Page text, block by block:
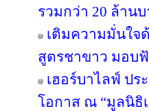
รวมกว่า 20 ล้าน
เติมความมั่นใจ
สูตรชาขาว มอบ
เฮอร์บาไลฟ์ ป
โอกาส ณ “มูลนิธิ